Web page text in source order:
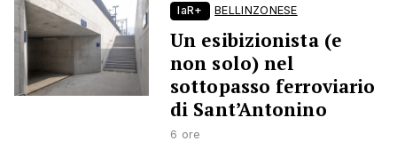
laR+ BELLINZONESE
Un esibizionista (e
non solo) nel
sottopasso ferroviario
di Sant’Antonino
6 ore